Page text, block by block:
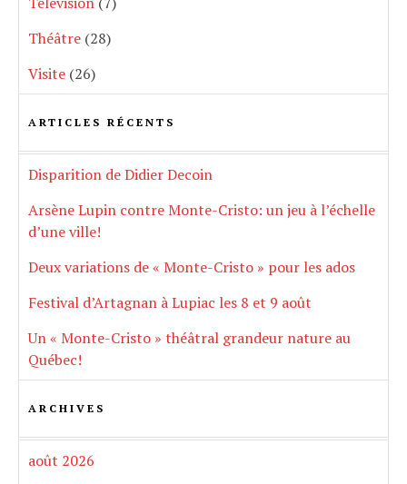
Théâtre (28)
Visite (26)
ARTICLES RÉCENTS
Disparition de Didier Decoin
Arsène Lupin contre Monte-Cristo: un jeu à l’échelle
d’une ville!
Deux variations de « Monte-Cristo » pour les ados
Festival d’Artagnan à Lupiac les 8 et 9 août
Un « Monte-Cristo » théâtral grandeur nature au
Québec!
ARCHIVES
août 2026